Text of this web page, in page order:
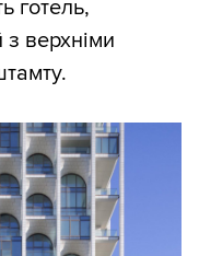
готель,
верхніми